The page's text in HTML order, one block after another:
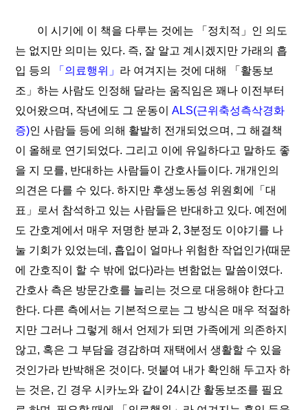
이 시기에 이 책을 다루는 것에는 「정치적」인 의도
는 없지만 의미는 있다. 즉, 잘 알고 계시겠지만 가래의 흡
입 등의
「의료행위」 라 여겨지는 것에 대해 「활동보
조」하는 사람도 인정해 달라는 움직임은 꽤나 이전부터
있어왔으며, 작년에도 그 운동이ALS(근위축성측삭경화
증)인 사람들 등에 의해 활발히 전개되었으며, 그 해결책
이 올해로 연기되었다. 그리고 이에 유일하다고 말하도 좋
을 지 모를, 반대하는 사람들이 간호사들이다. 개개인의
의견은 다를 수 있다. 하지만 후생노동성 위원회에「대
표」로서 참석하고 있는 사람들은 반대하고 있다. 예전에
도 간호계에서 매우 저명한 분과 2, 3분정도 이야기를 나
눌 기회가 있었는데, 흡입이 얼마나 위험한 작업인가(때문
에 간호직이 할 수 밖에 없다)라는 변함없는 말씀이였다.
간호사 측은 방문간호를 늘리는 것으로 대응해야 한다고
한다. 다른 측에서는 기본적으로는 그 방식은 매우 적절하
지만 그러나 그렇게 해서 언제가 되면 가족에게 의존하지
않고, 혹은 그 부담을 경감하며 재택에서 생활할 수 있을
것인가라 반박해온 것이다. 덧붙여 내가 확인해 두고자 하
는 것은, 긴 경우 시카노와 같이 24시간 활동보조를 필요